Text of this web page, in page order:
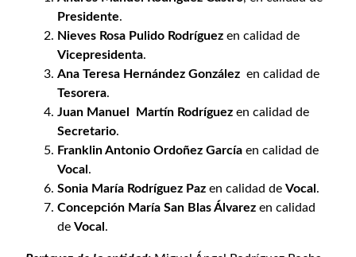
Presidente.
Nieves Rosa Pulido Rodríguez en calidad de
Vicepresidenta.
Ana Teresa Hernández González en calidad de
Tesorera.
Juan Manuel Martín Rodríguez en calidad de
Secretario.
Franklin Antonio Ordoñez García en calidad de
Vocal .
Sonia María Rodríguez Paz en calidad de Vocal .
Concepción María San Blas Álvarez en calidad
de Vocal .